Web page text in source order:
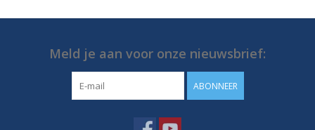
Meld je aan voor onze nieuwsbrief:
ABONNEER